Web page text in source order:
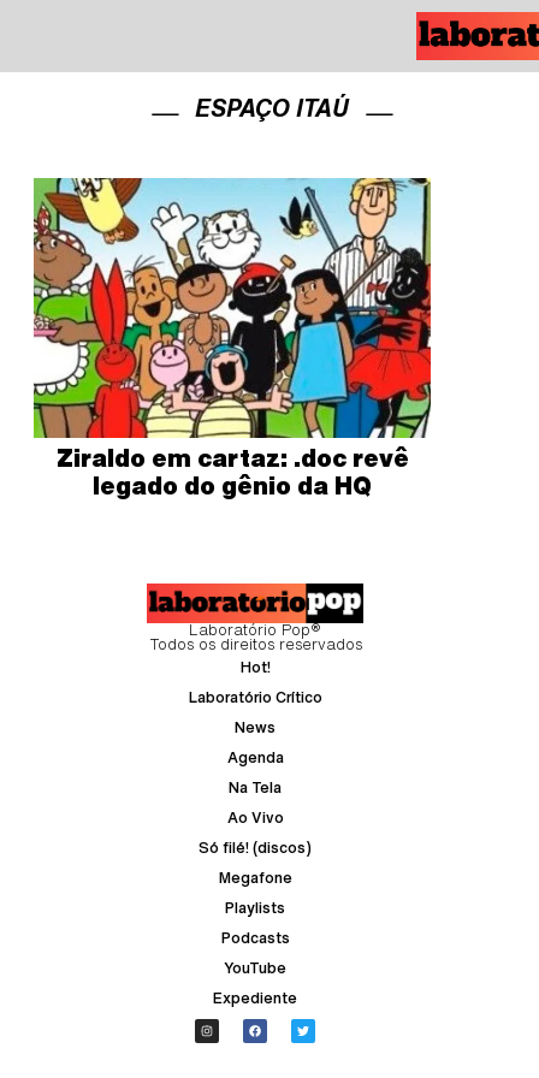
ESPAÇO ITAÚ
Ziraldo em cartaz: .doc revê
legado do gênio da HQ
Laboratório Pop®
Todos os direitos reservados
Hot!
Laboratório Crítico
News
Agenda
Na Tela
Ao Vivo
Só filé! (discos)
Megafone
Playlists
Podcasts
YouTube
Expediente